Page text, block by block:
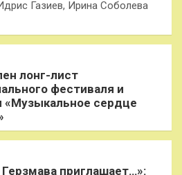
Газиев, Ирина Соболева
лонг-лист
фестиваля и
«Музыкальное сердце
приглашает…»: